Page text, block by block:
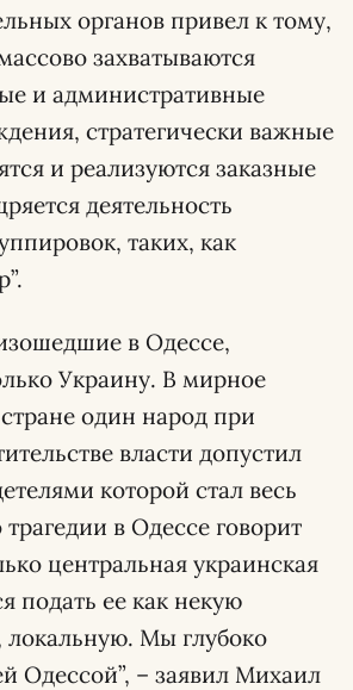
органов привел к тому,
захватываются
и административные
стратегически важные
и реализуются заказные
деятельность
таких, как
в Одессе,
Украину. В мирное
один народ при
власти допустил
которой стал весь
в Одессе говорит
центральная украинская
подать ее как некую
локальную. Мы глубоко
Одессой”, – заявил Михаил